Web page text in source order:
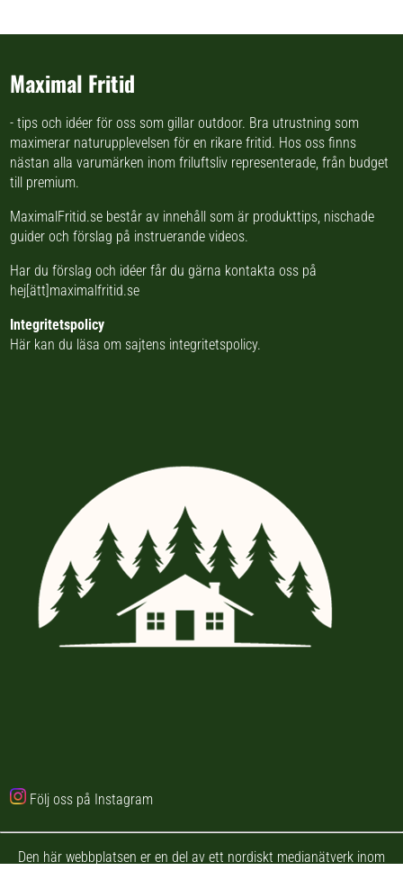
Maximal Fritid
- tips och idéer för oss som gillar outdoor. Bra utrustning som
maximerar naturupplevelsen för en rikare fritid. Hos oss finns
nästanalla varumärken inom friluftsliv representerade, från budget
till premium.
MaximalFritid.se består av innehåll som är produkttips, nischade
guider och förslag på instruerande videos.
Har du förslag och idéer får du gärna kontakta oss på
hej[ätt]maximalfritid.se
Integritetspolicy
Här kan du läsa om sajtens integritetspolicy.
Följ oss på Instagram
Den här webbplatsen er en del av ett nordiskt medianätverk inom